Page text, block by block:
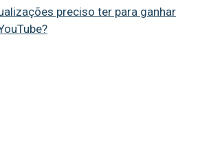
preciso ter para ganhar